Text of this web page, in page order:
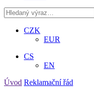
CZK
EUR
CS
EN
Úvod Reklamační řád